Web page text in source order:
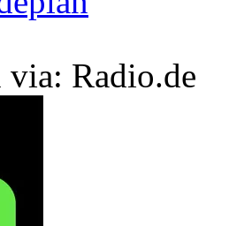
via: Radio.de